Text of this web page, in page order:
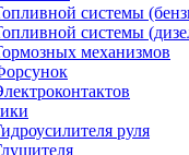
системы
системы
механизмов
руля